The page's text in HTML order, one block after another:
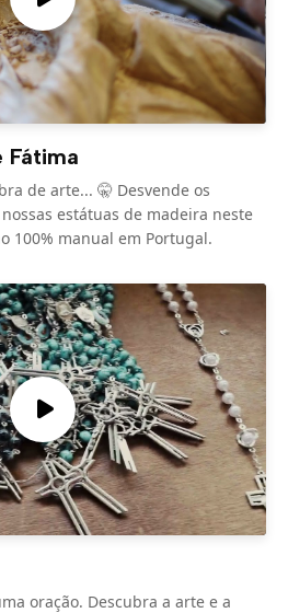
Fátima
de arte... 🤫 Desvende os
estátuas de madeira neste
100% manual em Portugal.
oração. Descubra a arte e a